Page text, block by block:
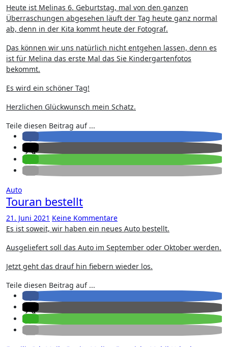
Heute ist Melinas 6. Geburtstag, mal von den ganzen
Überraschungen abgesehen läuft der Tag heute ganz normal
ab, denn in der Kita kommt heute der Fotograf.
Das können wir uns natürlich nicht entgehen lassen, denn es
ist für Melina das erste Mal das Sie Kindergartenfotos
bekommt.
Es wird ein schöner Tag!
Herzlichen Glückwunsch mein Schatz.
Teile diesen Beitrag auf ...
Auto
Touran bestellt
21. Juni 2021 Keine Kommentare
Es ist soweit, wir haben ein neues Auto bestellt.
Ausgeliefert soll das Auto im September oder Oktober werden.
Jetzt geht das drauf hin fiebern wieder los.
Teile diesen Beitrag auf ...